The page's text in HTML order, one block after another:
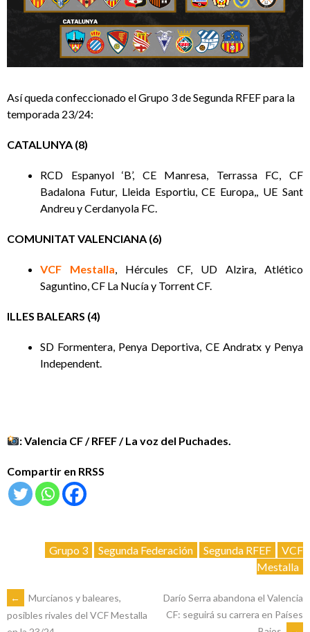
Así queda confeccionado el Grupo 3 de Segunda RFEF para la
temporada 23/24:
CATALUNYA (8)
‌RCD Espanyol ‘B’, CE Manresa, Terrassa FC, CF
Badalona Futur, Lleida Esportiu, CE Europa,, UE Sant
Andreu y Cerdanyola FC.
COMUNITAT VALENCIANA (6)
VCF Mestalla, Hércules CF, UD Alzira, Atlético
Saguntino, CF La Nucía y Torrent CF.
ILLES BALEARS (4)
‌SD Formentera, Penya Deportiva, CE Andratx y Penya
Independent.
: Valencia CF / RFEF / La voz del Puchades.
Compartir en RRSS
Grupo 3 Segunda Federación Segunda RFEF
VCF
Mestalla
NAVEGACIÓN
←
Murcianos y baleares,
posibles rivales del VCF Mestalla
Darío Serra abandona el Valencia
CF: seguirá su carrera en Países